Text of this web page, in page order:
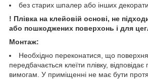
без старих шпалер або інших
! Плівка на клейовій основі, не
або пошкоджених поверхонь і для
Монтаж:
Необхідно переконатися, що
передбачається клеїти плівку,
вимогам. У приміщенні не має бути